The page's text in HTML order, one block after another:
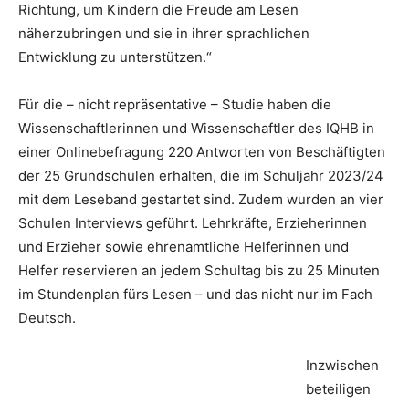
Richtung, um Kindern die Freude am Lesen
näherzubringen und sie in ihrer sprachlichen
Entwicklung zu unterstützen.“
Für die – nicht repräsentative – Studie haben die
Wissenschaftlerinnen und Wissenschaftler des IQHB in
einer Onlinebefragung 220 Antworten von Beschäftigten
der 25 Grundschulen erhalten, die im Schuljahr 2023/24
mit dem Leseband gestartet sind. Zudem wurden an vier
Schulen Interviews geführt. Lehrkräfte, Erzieherinnen
und Erzieher sowie ehrenamtliche Helferinnen und
Helfer reservieren an jedem Schultag bis zu 25 Minuten
im Stundenplan fürs Lesen – und das nicht nur im Fach
Deutsch.
Inzwischen
beteiligen